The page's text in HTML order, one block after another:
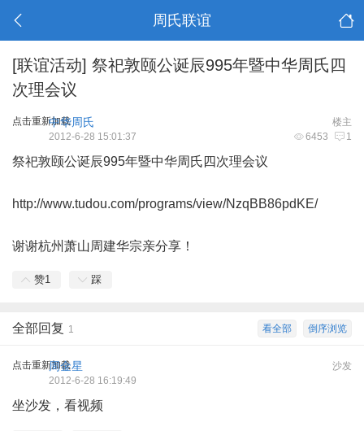
周氏联谊
[联谊活动] 祭祀敦颐公诞辰995年暨中华周氏四
次理会议
点击重新加载 楼主
中华周氏
6453 1
2012-6-28 15:01:37
祭祀敦颐公诞辰995年暨中华周氏四次理会议
http://www.tudou.com/programs/view/NzqBB86pdKE/
谢谢杭州萧山周建华宗亲分享！
赞1 踩
倒序浏览
看全部
全部回复 1
点击重新加载 沙发
周金星
2012-6-28 16:19:49
坐沙发，看视频